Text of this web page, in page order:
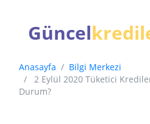
Güncel
Anasayfa
Bilgi Merkezi
2 Eylül 2020 Tüketici
Durum?